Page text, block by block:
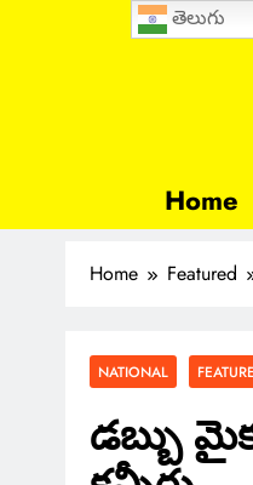
Home
Home Featured
NATIONAL
డబ్బు
తెలుగు